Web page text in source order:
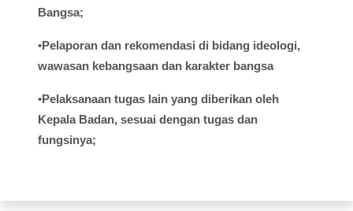
Bangsa;
•Pelaporan dan rekomendasi di bidang ideologi,
wawasan kebangsaan dan karakter bangsa
•Pelaksanaan tugas lain yang diberikan oleh
KepalaBadan, sesuai dengan tugas dan
fungsinya;